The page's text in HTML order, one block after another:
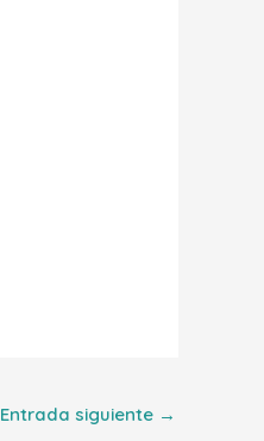
Entrada siguiente →